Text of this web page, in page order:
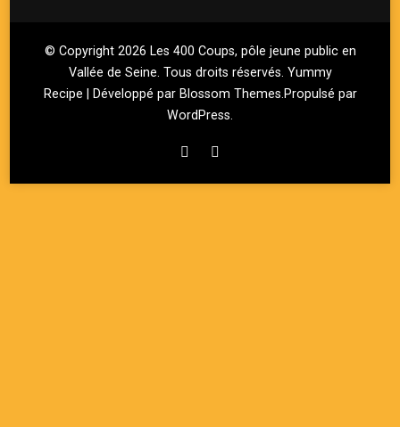
© Copyright 2026 Les 400 Coups, pôle jeune public en
Vallée de Seine. Tous droits réservés. Yummy
Recipe | Développé par Blossom Themes.Propulsé par
WordPress.